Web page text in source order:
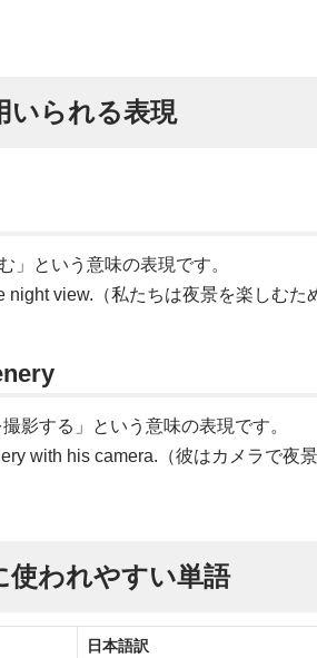
いられる表現
」という意味の表現です。
view.（私たちは夜景を楽しむた
影する」という意味の表現です。
with his camera.（彼はカメラで夜
使われやすい単語
日本語訳